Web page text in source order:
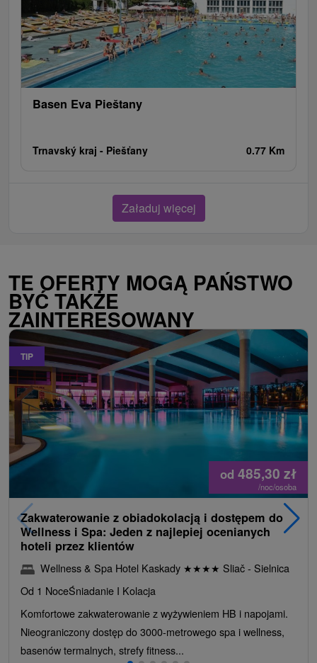
Basen Eva Pieštany
Trnavský kraj - Piešťany 0.77 Km
Załaduj więcej
TE OFERTY MOGĄ PAŃSTWO
BYĆ TAKŻE
ZAINTERESOWANY
TIP
od 485,30 zł
/noc/osoba
Zakwaterowanie z obiadokolacją i dostępem do
Wellness i Spa: Jeden z najlepiej ocenianych
hoteli przez klientów
Wellness & Spa Hotel Kaskady ★★★★ Sliač - Sielnica
Od 1 NoceŚniadanie I Kolacja
Komfortowe zakwaterowanie z wyżywieniem HB i napojami.
Nieograniczony dostęp do 3000-metrowego spa i wellness,
basenów termalnych, strefy fitness...